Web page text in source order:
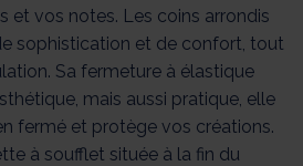
et vos notes. Les coins arrondis
sophistication et de confort, tout
Sa fermeture à élastique
mais aussi pratique, elle
fermé et protège vos créations.
à soufflet située à la fin du